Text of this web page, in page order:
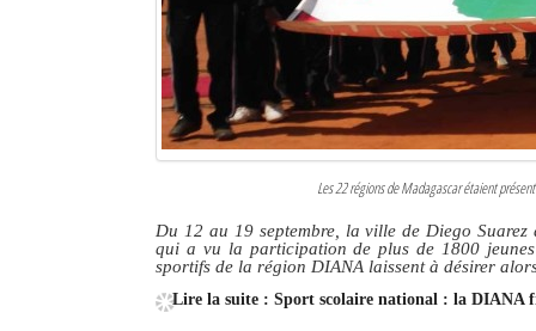
Les 22 régions de Madagascar étaient
Du 12 au 19 septembre, la ville de Diego
qui a vu la participation de plus de 1800
sportifs de la région DIANA laissent à désirer
Lire la suite : Sport scolaire national : la DIANA